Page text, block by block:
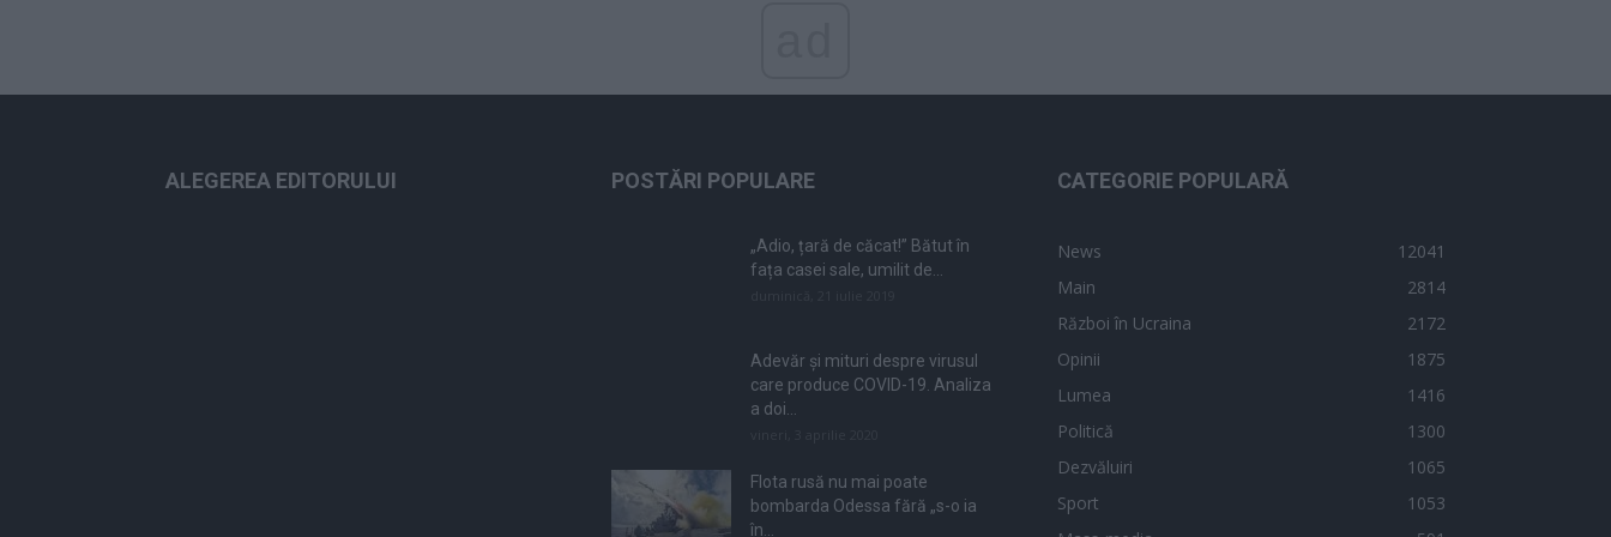
ALEGEREA EDITORULUI POSTĂRI POPULARE
„Adio, țară de căcat!” Bătut în
fața casei sale, umilit de...
Adevăr și mituri despre virusul
care produce COVID-19. Analiza
a doi...
Flota rusă nu mai poate
bombarda Odessa fără „s-o ia
în...
CATEGORIE POPULARĂ
News
12041
Main
2814
Război în Ucraina
2172
Opinii
1875
Lumea
1416
Politică
1300
Dezvăluiri
1065
Sport
1053